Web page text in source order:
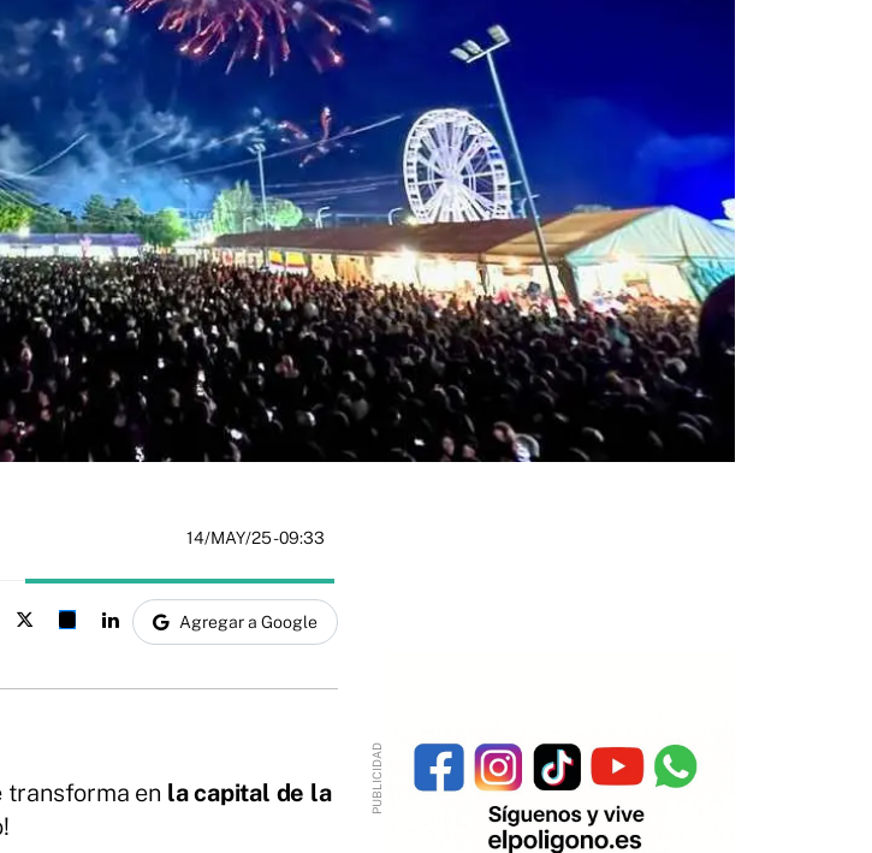
14/MAY/25- 09:33
Agregar a Google
transforma en la capital de la